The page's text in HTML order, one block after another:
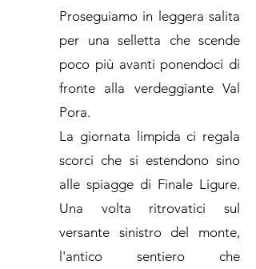
Proseguiamo in leggera salita
per una selletta che scende
poco più avanti ponendoci di
fronte alla verdeggiante Val
Pora.
La giornata limpida ci regala
scorci che si estendono sino
alle spiagge di Finale Ligure.
Una volta ritrovatici sul
versante sinistro del monte,
l'antico sentiero che